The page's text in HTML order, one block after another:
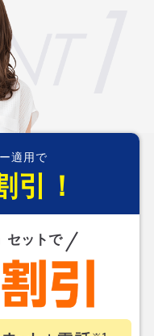
適用で
引！
セットで